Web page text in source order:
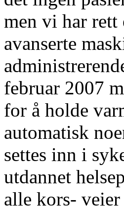
men vi har
avanserte
februar 2007
for å holde
automatisk
settes inn i
utdannet
alle kors-